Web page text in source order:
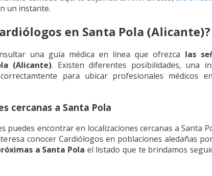
un instante.
en Santa Pola (Alicante)?
una guía médica en línea que ofrezca las
(Alicante). Existen diferentes posibilidades, una
para ubicar profesionales médicos
cercanas a Santa Pola
encontrar en localizaciones cercanas a Santa
conocer Cardiólogos en poblaciones aledañas
a Santa Pola el listado que te brindamos